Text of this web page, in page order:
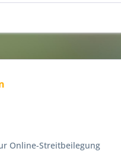
Online-Streitbeilegung